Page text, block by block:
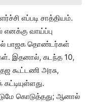
எப்படி சாத்தியம்.
வாய்ப்பு
பாஜக தொண்டர்கள்
இதனால், கடந்த 10,
கூட்டணி அரசு,
கொடுத்தது; ஆனால்